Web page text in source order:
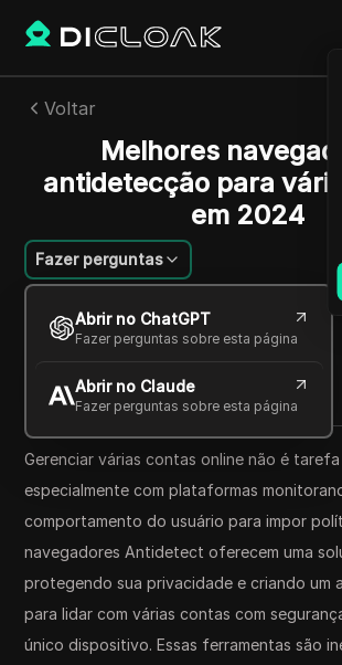
Voltar
Melhores
antidetecção para
em 2024
Fazer perguntas
Abrir no ChatGPT
Fazer perguntas sobre esta página
Abrir no Claude
Fazer perguntas sobre esta página
Felipe Moreira
22 dez 2024 44
min de leitura
Copy Link
Gerenciar várias contas online não é tarefa
especialmente com plataformas
comportamento do usuário para impor
navegadores Antidetect oferecem uma
protegendo sua privacidade e criando um
para lidar com várias contas com
único dispositivo. Essas ferramentas são